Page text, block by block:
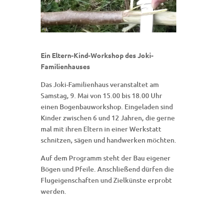
Ein Eltern-Kind-Workshop des Joki-
Familienhauses
Das Joki-Familienhaus veranstaltet am
Samstag, 9. Mai von 15.00 bis 18.00 Uhr
einen Bogenbauworkshop. Eingeladen sind
Kinder zwischen 6 und 12 Jahren, die gerne
mal mit ihren Eltern in einer Werkstatt
schnitzen, sägen und handwerken möchten.
Auf dem Programm steht der Bau eigener
Bögen und Pfeile. Anschließend dürfen die
Flugeigenschaften und Zielkünste erprobt
werden.